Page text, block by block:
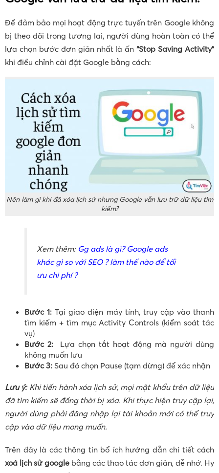
Để đảm bảo mọi hoạt động trực tuyến trên Google không
bị theo dõi trong tương lai, người dùng hoàn toàn có thể
lựa chọn bước đơn giản nhất là ấn“Stop Saving Activity”
khi điều chỉnh cài đặt Google bằng cách:
Nên làm gì khi đã xóa lịch sử nhưng Google vẫn lưu trữ dữ liệu tìm
kiếm?
Xem thêm: Gg ads là gì? Google ads
khác gì so với SEO ? làm thế nào để tối
ưu chi phí ?
Bước 1: Tại giao diện máy tính, truy cập vào thanh
tìm kiếm + tìm mục Activity Controls (kiểm soát tác
vụ)
Bước 2:
Lựa chọn tắt hoạt động mà người dùng
không muốn lưu
Bước 3: Sau đó chọn Pause (tạm dừng) để xác nhận
Lưu ý:Khi tiến hành xóa lịch sử, mọi mật khẩu trên dữ liệu
đã tìm kiếm sẽ đồng thời bị xóa. Khi thực hiện truy cập lại,
người dùng phải đăng nhập lại tài khoản mới có thể truy
cập vào dữ liệu mong muốn.
Trên đây là các thông tin bổ ích hướng dẫn chi tiết cách
xoá lịch sử google bằng các thao tác đơn giản, dễ nhớ. Hy